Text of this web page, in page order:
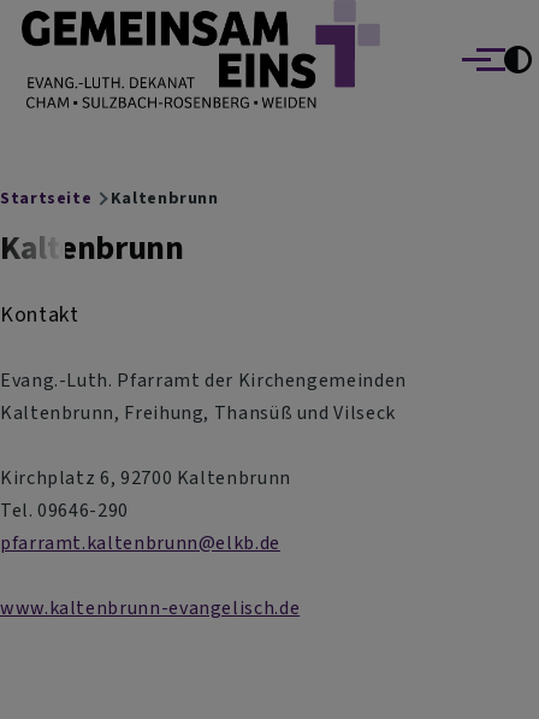
Direkt zum Inhalt
EVANG.-LUTH. DEKANAT GEMEINSAM EINS
Cham Sulzbach-Rosenberg Weiden
Menü
Breadcrumb
Startseite Kaltenbrunn
Kaltenbrunn
Kontakt
Evang.-Luth. Pfarramt der Kirchengemeinden
Kaltenbrunn, Freihung, Thansüß und Vilseck
Kirchplatz 6, 92700 Kaltenbrunn
Tel. 09646-290
pfarramt.kaltenbrunn@elkb.de
www.kaltenbrunn-evangelisch.de